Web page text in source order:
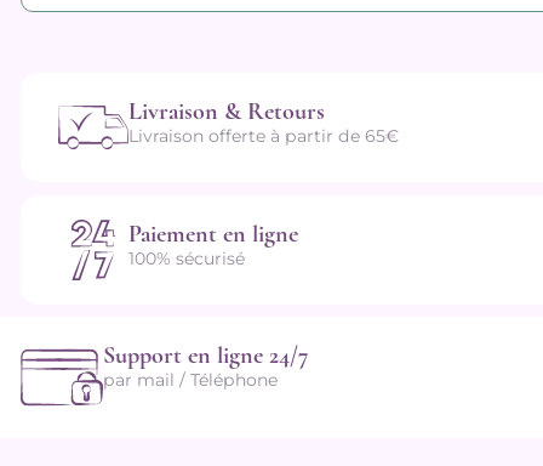
Livraison & Retours
Livraison offerte à partir de 65€
Paiement en ligne
100% sécurisé
Support en ligne 24/7
par mail / Téléphone